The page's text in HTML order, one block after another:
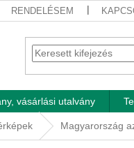
RENDELÉSEM
vásárlási utalvány
Magyarország